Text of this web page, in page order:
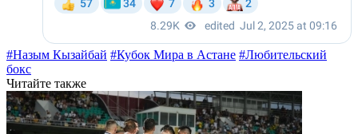
#Назым Кызайбай #Кубок Мира в Астане #Любительский
бокс
Читайте также